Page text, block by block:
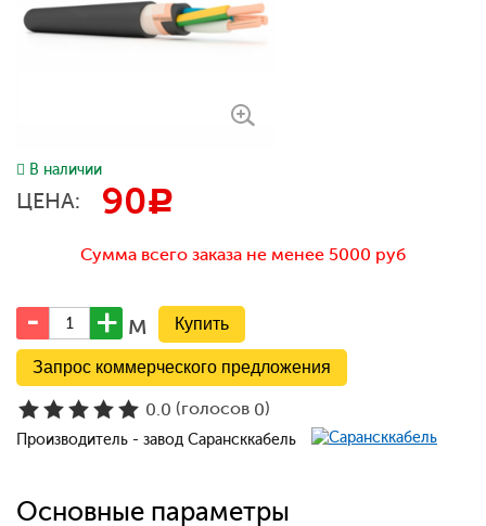
В наличии
ЦЕНА: 90c
Сумма всего заказа не менее 5000 руб
м
Запрос коммерческого предложения
0.0 (голосов 0)
Производитель - завод Сарансккабель
Основные параметры